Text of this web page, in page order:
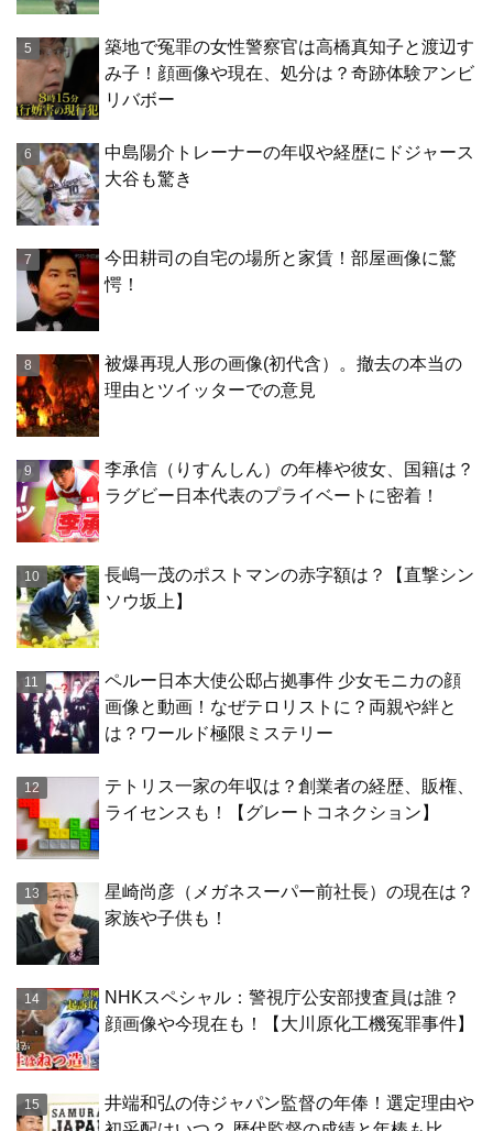
築地で冤罪の女性警察官は高橋真知子と渡辺す
み子！顔画像や現在、処分は？奇跡体験アンビ
リバボー
中島陽介トレーナーの年収や経歴にドジャース
大谷も驚き
今田耕司の自宅の場所と家賃！部屋画像に驚
愕！
被爆再現人形の画像(初代含）。撤去の本当の
理由とツイッターでの意見
李承信（りすんしん）の年棒や彼女、国籍は？
ラグビー日本代表のプライベートに密着！
長嶋一茂のポストマンの赤字額は？【直撃シン
ソウ坂上】
ペルー日本大使公邸占拠事件 少女モニカの顔
画像と動画！なぜテロリストに？両親や絆と
は？ワールド極限ミステリー
テトリス一家の年収は？創業者の経歴、販権、
ライセンスも！【グレートコネクション】
星崎尚彦（メガネスーパー前社長）の現在は？
家族や子供も！
NHKスペシャル：警視庁公安部捜査員は誰？
顔画像や今現在も！【大川原化工機冤罪事件】
井端和弘の侍ジャパン監督の年俸！選定理由や